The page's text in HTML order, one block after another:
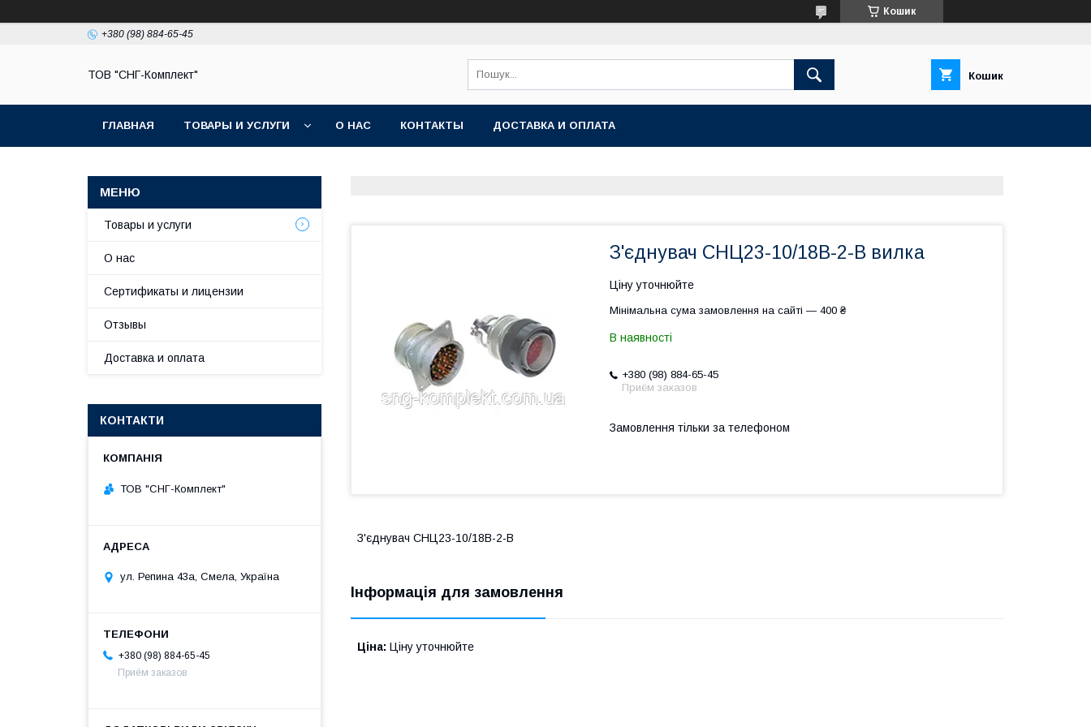
Кошик
+380 (98) 884-65-45
ТОВ "СНГ-Комплект" Кошик
ГЛАВНАЯ ТОВАРЫ И УСЛУГИ О НАС КОНТАКТЫ ДОСТАВКА И ОПЛАТА
З'єднувач СНЦ23-10/18В-2-В вилка
Ціну уточнюйте
Мінімальна сума замовлення на сайті — 400 ₴
В наявності
+380 (98) 884-65-45
Приём заказов
Замовлення тільки за телефоном
З'єднувач СНЦ23-10/18В-2-В
Інформація для замовлення
Ціна: Ціну уточнюйте
Товары и услуги
О нас
Сертификаты и лицензии
Отзывы
Доставка и оплата
КОНТАКТИ
ТОВ "СНГ-Комплект"
ул. Репина 43а, Смела, Україна
+380 (98) 884-65-45
Приём заказов